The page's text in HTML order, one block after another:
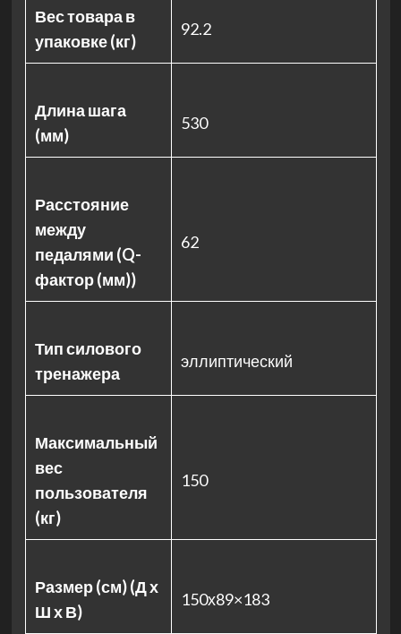
Вес товара в
упаковке (кг)
92.2
Длина шага
(мм)
530
Расстояние
между
педалями (Q-
фактор (мм))
62
Тип силового
тренажера
эллиптический
Максимальный
вес
пользователя
(кг)
150
Размер (см) (Д х
Ш х В)
150х89×183